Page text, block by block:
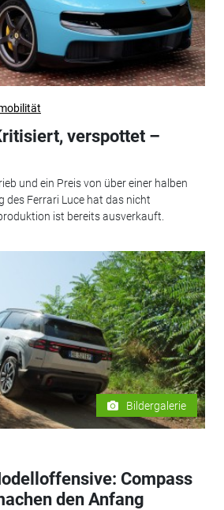
verspottet –
und ein Preis von über einer halben
des Ferrari Luce hat das nicht
ist bereits ausverkauft.
Bildergalerie
Compass
den Anfang